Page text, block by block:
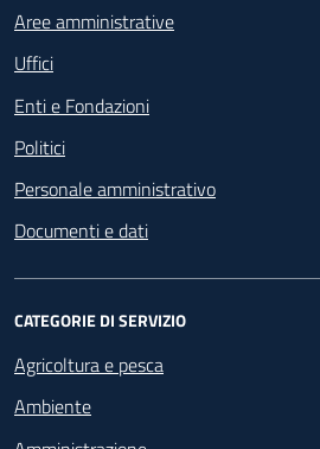
Aree amministrative
Uffici
Enti e Fondazioni
Politici
Personale amministrativo
Documenti e dati
CATEGORIE DI SERVIZIO
Agricoltura e pesca
Ambiente